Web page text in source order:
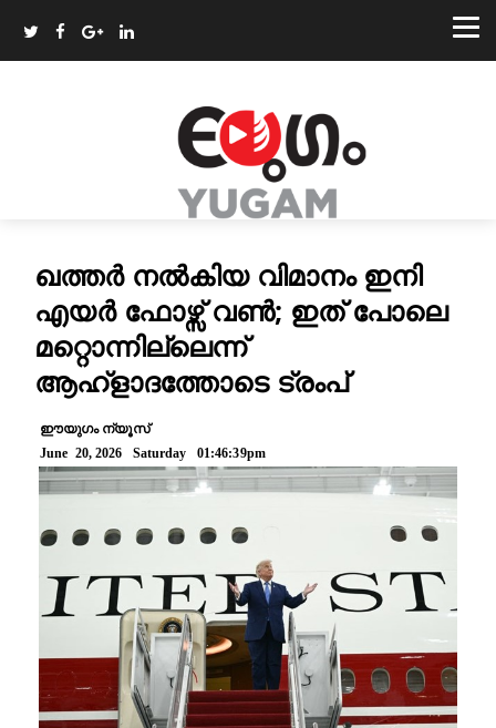
ഖത്തർ നൽകിയ വിമാനം ഇനി
എയർ ഫോഴ്സ് വൺ; ഇത് പോലെ
മറ്റൊന്നില്ലെന്ന്
ആഹ്‌ളാദത്തോടെ ട്രംപ്
ഈയുഗം ന്യൂസ്
June 20, 2026 Saturday 01:46:39pm